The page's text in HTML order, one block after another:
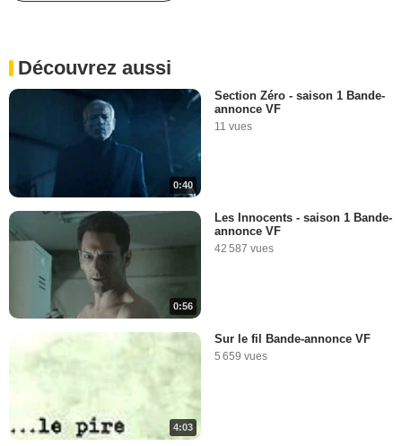
Découvrez aussi
0:40
Section Zéro - saison 1 Bande-
annonce VF
11 vues
0:56
Les Innocents - saison 1 Bande-
annonce VF
42 587 vues
4:03
Sur le fil Bande-annonce VF
5 659 vues